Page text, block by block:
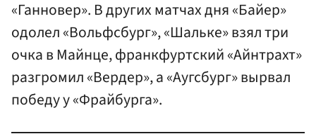
«Ганновер». В других матчах дня «Байер»
одолел «Вольфсбург», «Шальке» взял три
очка в Майнце, франкфуртский «Айнтрахт»
разгромил «Вердер», а «Аугсбург» вырвал
победу у «Фрайбурга».